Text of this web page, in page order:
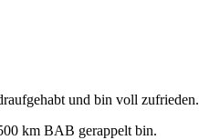
und bin voll zufrieden.
km BAB gerappelt bin.